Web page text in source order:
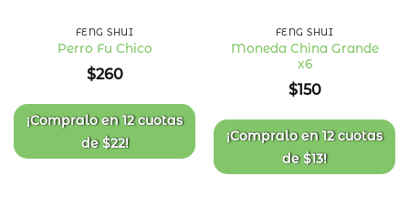
de
deseos
FENG SHUI
Perro Fu Chico
$260
¡Compralo en12 cuotas
de$22!
FENG SHUI
Moneda China Grande
x6
$150
¡Compralo en12 cuotas
de$13!